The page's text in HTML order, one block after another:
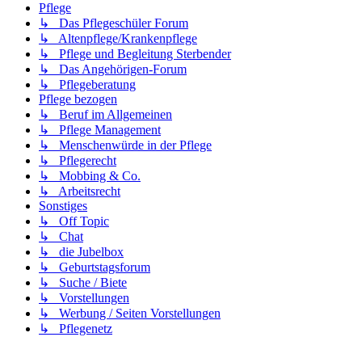
Pflege
↳ Das Pflegeschüler Forum
↳ Altenpflege/Krankenpflege
↳ Pflege und Begleitung Sterbender
↳ Das Angehörigen-Forum
↳ Pflegeberatung
Pflege bezogen
↳ Beruf im Allgemeinen
↳ Pflege Management
↳ Menschenwürde in der Pflege
↳ Pflegerecht
↳ Mobbing & Co.
↳ Arbeitsrecht
Sonstiges
↳ Off Topic
↳ Chat
↳ die Jubelbox
↳ Geburtstagsforum
↳ Suche / Biete
↳ Vorstellungen
↳ Werbung / Seiten Vorstellungen
↳ Pflegenetz